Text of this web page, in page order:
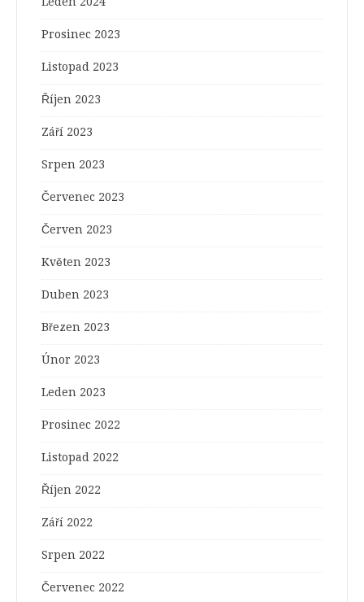
Prosinec 2023
Listopad 2023
Říjen 2023
Září 2023
Srpen 2023
Červenec 2023
Červen 2023
Květen 2023
Duben 2023
Březen 2023
Únor 2023
Leden 2023
Prosinec 2022
Listopad 2022
Říjen 2022
Září 2022
Srpen 2022
Červenec 2022